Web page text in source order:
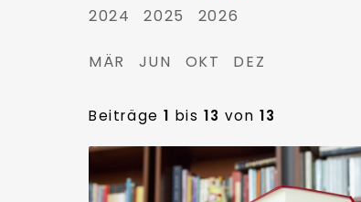
2024
2025 2026
MÄR JUN OKT DEZ
Beiträge1 bis13 von13